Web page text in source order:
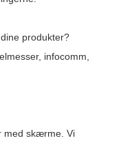
produkter?
infocomm,
med skærme. Vi